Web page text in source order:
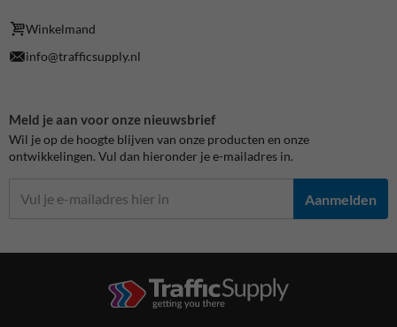
Winkelmand
info@trafficsupply.nl
Meld je aan voor onze nieuwsbrief
Wil je op de hoogte blijven van onze producten en onze
ontwikkelingen. Vul dan hieronder je e-mailadres in.
Aanmelden